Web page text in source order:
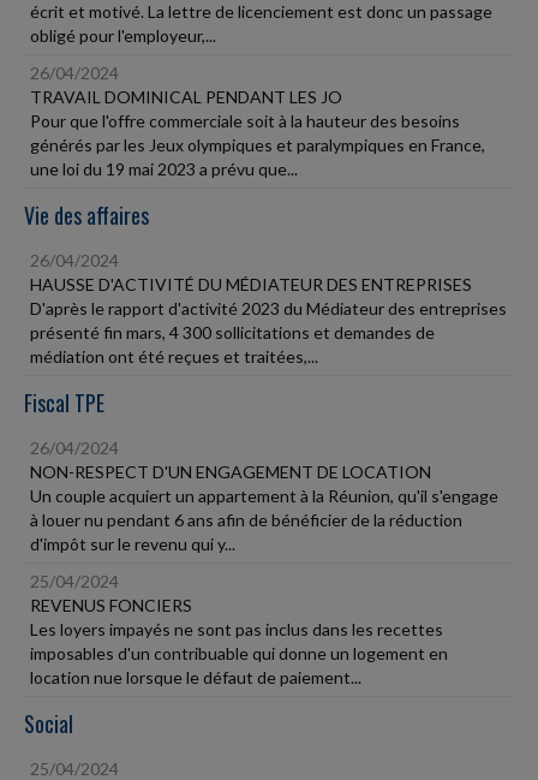
écrit et motivé. La lettre de licenciement est donc un passage
obligé pour l'employeur,...
26/04/2024
TRAVAIL DOMINICAL PENDANT LES JO
Pour que l'offre commerciale soit à la hauteur des besoins
générés par les Jeux olympiques et paralympiques en France,
une loi du 19 mai 2023 a prévu que...
Vie des affaires
26/04/2024
HAUSSE D'ACTIVITÉ DU MÉDIATEUR DES ENTREPRISES
D'après le rapport d'activité 2023 du Médiateur des entreprises
présenté fin mars, 4 300 sollicitations et demandes de
médiation ont été reçues et traitées,...
Fiscal TPE
26/04/2024
NON-RESPECT D'UN ENGAGEMENT DE LOCATION
Un couple acquiert un appartement à la Réunion, qu'il s'engage
à louer nu pendant 6 ans afin de bénéficier de la réduction
d'impôt sur le revenu qui y...
25/04/2024
REVENUS FONCIERS
Les loyers impayés ne sont pas inclus dans les recettes
imposables d'un contribuable qui donne un logement en
location nue lorsque le défaut de paiement...
Social
25/04/2024